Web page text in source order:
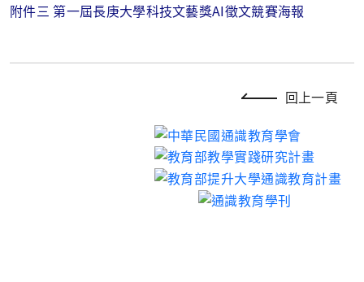
附件三 第一屆長庚大學科技文藝獎AI徵文競賽海報
回上一頁